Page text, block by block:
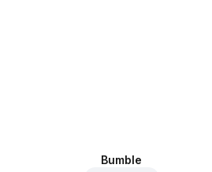
Bumble